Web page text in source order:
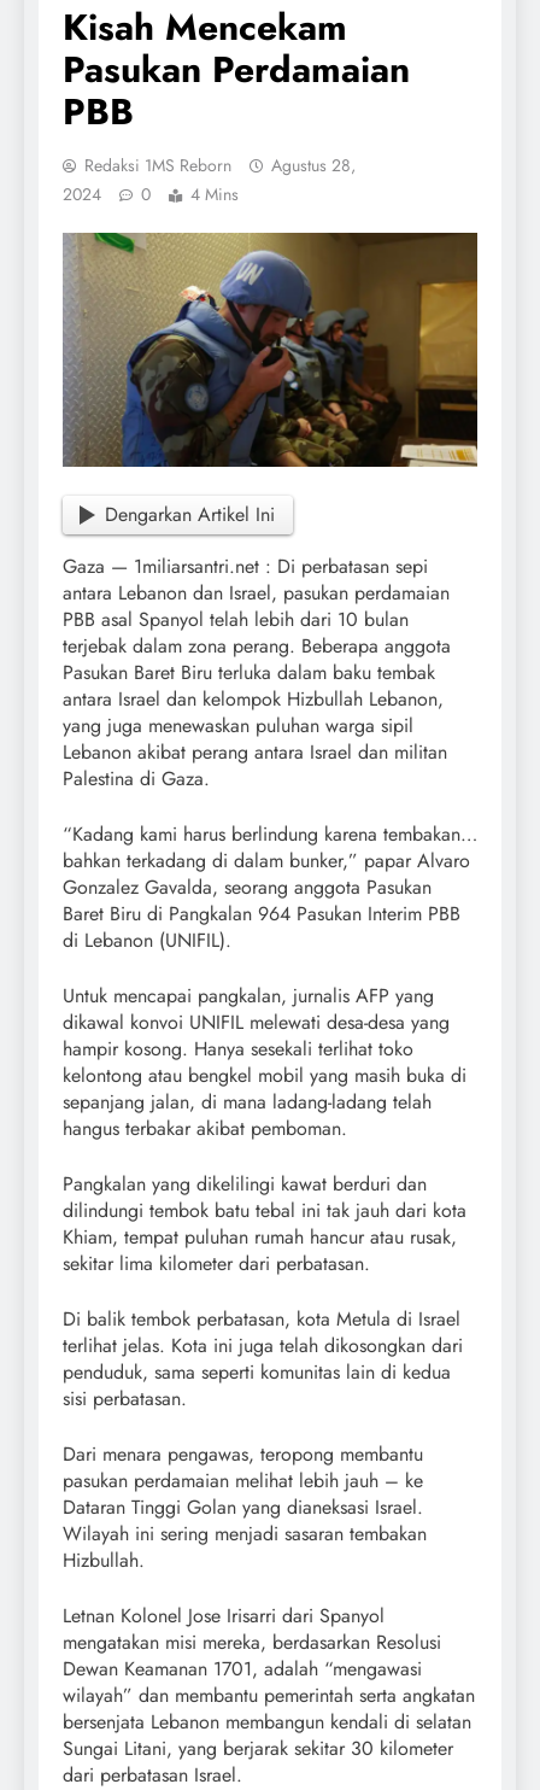
Kisah Mencekam
Pasukan Perdamaian
PBB
Redaksi 1MS Reborn
Agustus 28,
2024
0 4 Mins
Dengarkan Artikel Ini
Gaza — 1miliarsantri.net : Di perbatasan sepi
antara Lebanon dan Israel, pasukan perdamaian
PBB asal Spanyol telah lebih dari 10 bulan
terjebak dalam zona perang. Beberapa anggota
Pasukan Baret Biru terluka dalam baku tembak
antara Israel dan kelompok Hizbullah Lebanon,
yang juga menewaskan puluhan warga sipil
Lebanon akibat perang antara Israel dan militan
Palestina di Gaza.
“Kadang kami harus berlindung karena tembakan…
bahkan terkadang di dalam bunker,” papar Alvaro
Gonzalez Gavalda, seorang anggota Pasukan
Baret Biru di Pangkalan 964 Pasukan Interim PBB
di Lebanon (UNIFIL).
Untuk mencapai pangkalan, jurnalis AFP yang
dikawal konvoi UNIFIL melewati desa-desa yang
hampir kosong. Hanya sesekali terlihat toko
kelontong atau bengkel mobil yang masih buka di
sepanjang jalan, di mana ladang-ladang telah
hangus terbakar akibat pemboman.
Pangkalan yang dikelilingi kawat berduri dan
dilindungi tembok batu tebal ini tak jauh dari kota
Khiam, tempat puluhan rumah hancur atau rusak,
sekitar lima kilometer dari perbatasan.
Di balik tembok perbatasan, kota Metula di Israel
terlihat jelas. Kota ini juga telah dikosongkan dari
penduduk, sama seperti komunitas lain di kedua
sisi perbatasan.
Dari menara pengawas, teropong membantu
pasukan perdamaian melihat lebih jauh – ke
Dataran Tinggi Golan yang dianeksasi Israel.
Wilayah ini sering menjadi sasaran tembakan
Hizbullah.
Letnan Kolonel Jose Irisarri dari Spanyol
mengatakan misi mereka, berdasarkan Resolusi
Dewan Keamanan 1701, adalah “mengawasi
wilayah” dan membantu pemerintah serta angkatan
bersenjata Lebanon membangun kendali di selatan
Sungai Litani, yang berjarak sekitar 30 kilometer
dari perbatasan Israel.